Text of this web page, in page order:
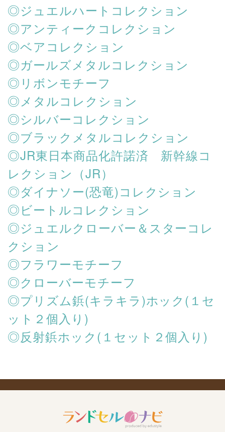
◎ジュエルハートコレクション
◎アンティークコレクション
◎ベアコレクション
◎ガールズメタルコレクション
◎リボンモチーフ
◎メタルコレクション
◎シルバーコレクション
◎ブラックメタルコレクション
◎JR東日本商品化許諾済 新幹線コ
レクション（JR）
◎ダイナソー(恐竜)コレクション
◎ビートルコレクション
◎ジュエルクローバー＆スターコレ
クション
◎フラワーモチーフ
◎クローバーモチーフ
◎プリズム鋲(キラキラ)ホック(１セ
ット２個入り)
◎反射鋲ホック(１セット２個入り)